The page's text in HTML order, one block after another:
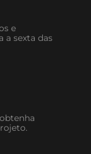
e
a sexta das